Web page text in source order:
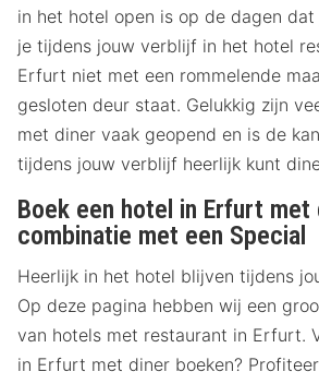
in het hotel open is op de dagen
je tijdens jouw verblijf in het hotel
Erfurt niet met een rommelende
gesloten deur staat. Gelukkig zijn
met diner vaak geopend en is de
tijdens jouw verblijf heerlijk kunt
Boek een hotel in Erfurt met
combinatie met een Special
Heerlijk in het hotel blijven tijdens
Op deze pagina hebben wij een
van hotels met restaurant in Erfurt.
in Erfurt met diner boeken?